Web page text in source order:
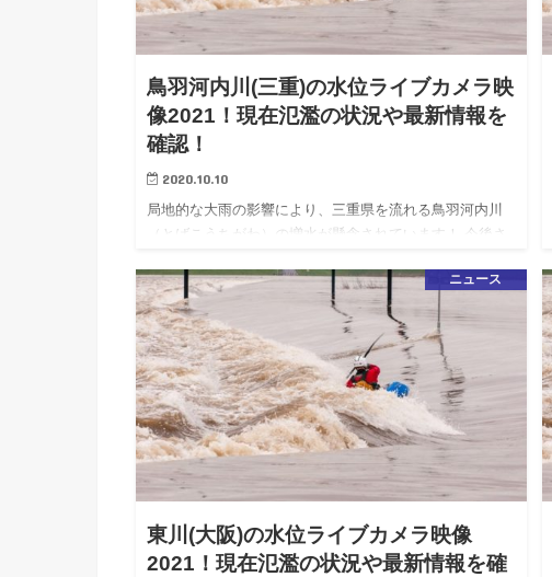
鳥羽河内川(三重)の水位ライブカメラ映
像2021！現在氾濫の状況や最新情報を
確認！
2020.10.10
局地的な大雨の影響により、三重県を流れる鳥羽河内川
（とばこうちがわ）の増水が懸念されています！ 今後さ
ように十分お気をつけて下さい。 こちらの記事では鳥羽
河内川のライブカ…
ニュース
東川(大阪)の水位ライブカメラ映像
2021！現在氾濫の状況や最新情報を確